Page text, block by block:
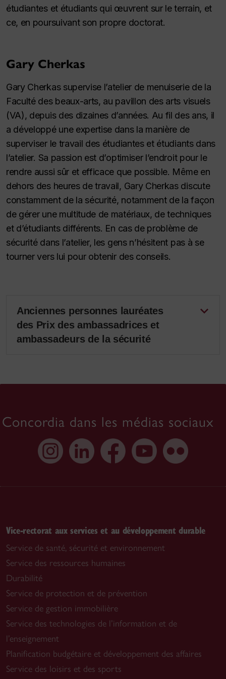
étudiantes et étudiants qui œuvrent sur le terrain, et
ce, en poursuivant son propre doctorat.
Gary Cherkas
Gary Cherkas supervise l’atelier de menuiserie de la
Faculté des beaux-arts, au pavillon des arts visuels
(VA), depuis des dizaines d’années. Au fil des ans, il
a développé une expertise dans la manière de
superviser le travail des étudiantes et étudiants dans
l’atelier. Sa passion est d’optimiser l’endroit pour le
rendre aussi sûr et efficace que possible. Même en
dehors des heures de travail, Gary Cherkas discute
constamment de la sécurité, notamment de la façon
de gérer une multitude de matériaux, de techniques
et d’étudiants différents. En cas de problème de
sécurité dans l’atelier, les gens n’hésitent pas à se
tourner vers lui pour obtenir des conseils.
Anciennes personnes lauréates
des Prix des ambassadrices et
ambassadeurs de la sécurité
Concordia dans les médias sociaux
Vice-rectorat aux services et au développement durable
Service de santé, sécurité et environnement
Service des ressources humaines
Durabilité
Service de protection et de prévention
Service de gestion immobilière
Service des technologies de l’information et de
l’enseignement
Planification budgétaire et développement des affaires
Service des loisirs et des sports